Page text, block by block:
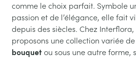
comme le choix parfait. Symbole
passion et de l’élégance, elle fait
depuis des siècles. Chez Interflora,
proposons une collection variée de
bouquet ou sous une autre forme,